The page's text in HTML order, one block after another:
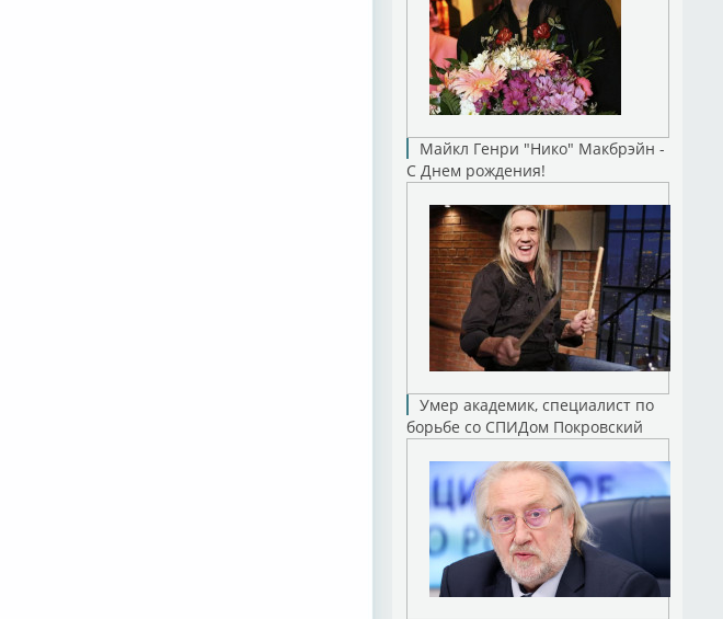
Майкл Генри "Нико" Макбрэйн -
С Днем рождения!
Умер академик, специалист по
борьбе со СПИДом Покровский